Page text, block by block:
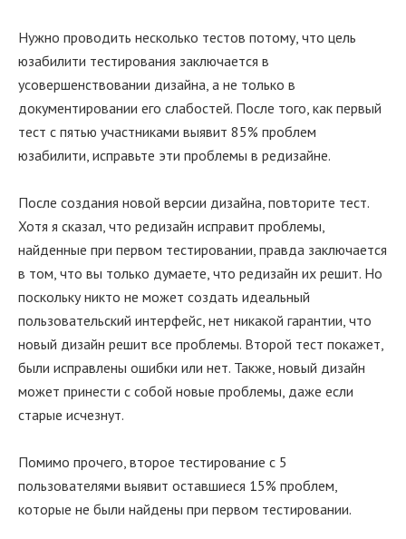
Нужно проводить несколько тестов потому, что цель
юзабилити тестирования заключается в
усовершенствовании дизайна, а не только в
документировании его слабостей. После того, как первый
тест с пятью участниками выявит 85% проблем
юзабилити, исправьте эти проблемы в редизайне.
После создания новой версии дизайна, повторите тест.
Хотя я сказал, что редизайн исправит проблемы,
найденные при первом тестировании, правда заключается
в том, что вы только думаете, что редизайн их решит. Но
поскольку никто не может создать идеальный
пользовательский интерфейс, нет никакой гарантии, что
новый дизайн решит все проблемы. Второй тест покажет,
были исправлены ошибки или нет. Также, новый дизайн
может принести с собой новые проблемы, даже если
старые исчезнут.
Помимо прочего, второе тестирование с 5
пользователями выявит оставшиеся 15% проблем,
которые не были найдены при первом тестировании.